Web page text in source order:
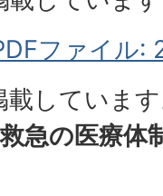
ファイル:
載していま
急の医療体